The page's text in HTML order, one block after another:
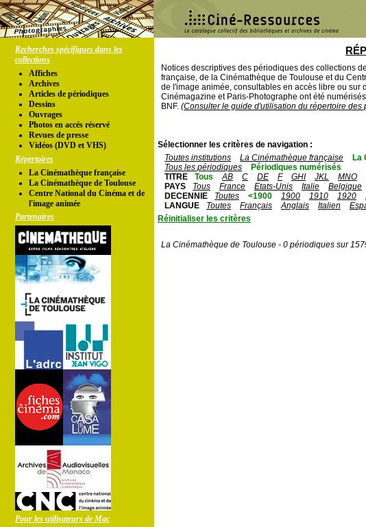
Recherches spécifiques dans les
collections
Affiches
Archives
Articles de périodiques
Dessins
Ouvrages
Photos en accés réservé
Revues de presse
Vidéos (DVD et VHS)
Répertoires
La Cinémathèque française
La Cinémathèque de Toulouse
Centre National du Cinéma et de
l'image animée
Partenaires
Pour les utilisateurs de Mac
Notices descriptives des périodiques des collections
française, de la Cinémathèque de Toulouse et du
de l'image animée, consultables en accès libre ou sur
Cinémagazine et Paris-Photographe ont été
BNF. (Consulter le guide d'utilisation du répertoire des
Sélectionner les critères de navigation :
Toutes institutions
La Cinémathèque française La
Tous les périodiques
Périodiques numérisés
TITRE
Tous AB C DE F GHI JKL MNO
PAYS
Tous France Etats-Unis Italie Belgique
DECENNIE
Toutes <1900 1900 1910 1920
LANGUE
Toutes Français Anglais Italien
Réinitialiser les critères
La Cinémathèque de Toulouse - 0 périodiques sur